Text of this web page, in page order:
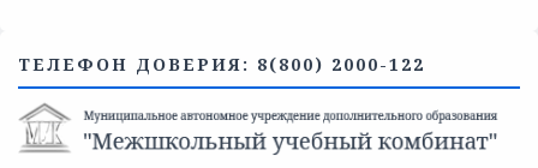
ТЕЛЕФОН ДОВЕРИЯ: 8(800) 2000-122